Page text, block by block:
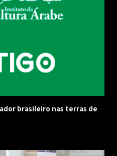
brasileiro nas terras de